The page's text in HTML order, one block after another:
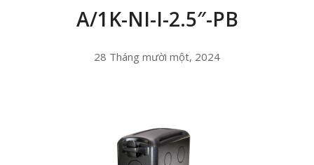
A/1K-NI-I-2.5″-PB
28 Tháng mười một, 2024